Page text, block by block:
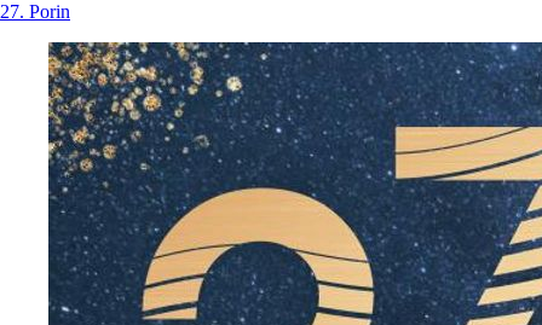
27. Porin